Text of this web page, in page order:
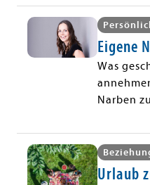
Eigene
Was
Urlaub